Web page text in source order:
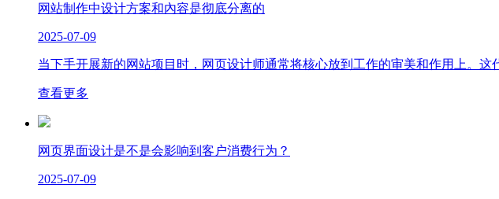
网站制作中设计方案和內容是彻底分离的
2025-07-09
当下手开展新的网站项目时，网页设计师通常将核心放到工作的审美和作用上。这
查看更多
网页界面设计是不是会影响到客户消费行为？
2025-07-09